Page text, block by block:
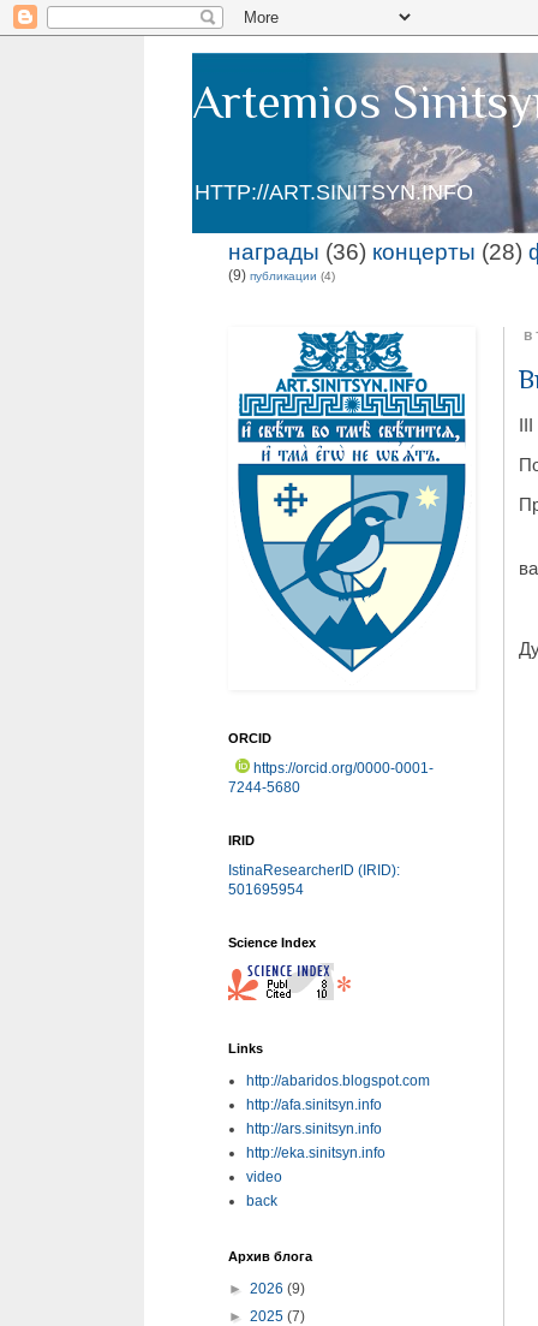
Artemios
HTTP://ART.SINITSYN.INFO
награды (36) концерты (28)
(9) публикации (4)
ORCID
https://orcid.org/0000-0001-
7244-5680
IRID
IstinaResearcherID (IRID):
501695954
Science Index
Links
http://abaridos.blogspot.com
http://afa.sinitsyn.info
http://ars.sinitsyn.info
http://eka.sinitsyn.info
video
back
Архив блога
► 2026 (9)
► 2025 (7)